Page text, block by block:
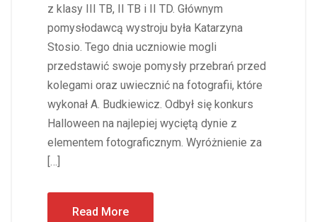
z klasy III TB, II TB i II TD. Głównym
pomysłodawcą wystroju była Katarzyna
Stosio. Tego dnia uczniowie mogli
przedstawić swoje pomysły przebrań przed
kolegami oraz uwiecznić na fotografii, które
wykonał A. Budkiewicz. Odbył się konkurs
Halloween na najlepiej wyciętą dynie z
elementem fotograficznym. Wyróżnienie za
[…]
Read More